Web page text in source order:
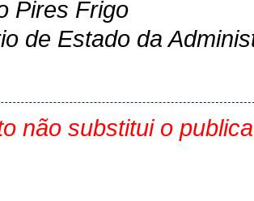
Pires Frigo
de Estado da
não substitui o